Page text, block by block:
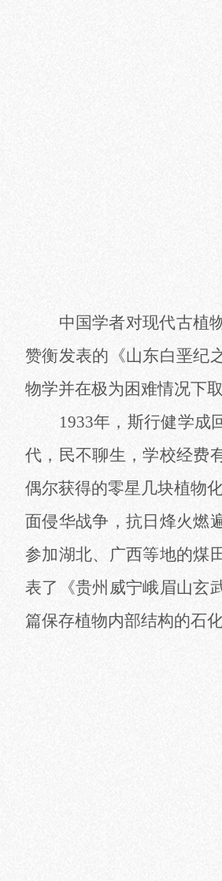
中国学者对现代古植
赞衡发表的《山东白垩纪
物学并在极为困难情况下
1933年，斯行健学成
代，民不聊生，学校经费
偶尔获得的零星几块植物
面侵华战争，抗日烽火燃
参加湖北、广西等地的煤
表了《贵州威宁峨眉山玄
篇保存植物内部结构的石